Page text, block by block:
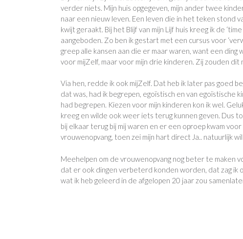
verder niets. Mijn huis opgegeven, mijn ander twee
naar een nieuw leven. Een leven die in het teken stond
kwijt geraakt. Bij het Blijf van mijn Lijf huis kreeg ik de
aangeboden. Zo ben ik gestart met een cursus voor
greep alle kansen aan die er maar waren, want een
voor mijZelf, maar voor mijn drie kinderen. Zij zouden dit
Via hen, redde ik ook mijZelf. Dat heb ik later pas goed
dat was, had ik begrepen, egoïstisch en van egoïstische
had begrepen. Kiezen voor mijn kinderen kon ik wel.
kreeg en wilde ook weer iets terug kunnen geven. Dus
bij elkaar terug bij mij waren en er een oproep kwam
vrouwenopvang, toen zei mijn hart direct Ja.. natuurlijk
Meehelpen om de vrouwenopvang nog beter te maken
dat er ook dingen verbeterd konden worden, dat zag ik
wat ik heb geleerd in de afgelopen 20 jaar zou